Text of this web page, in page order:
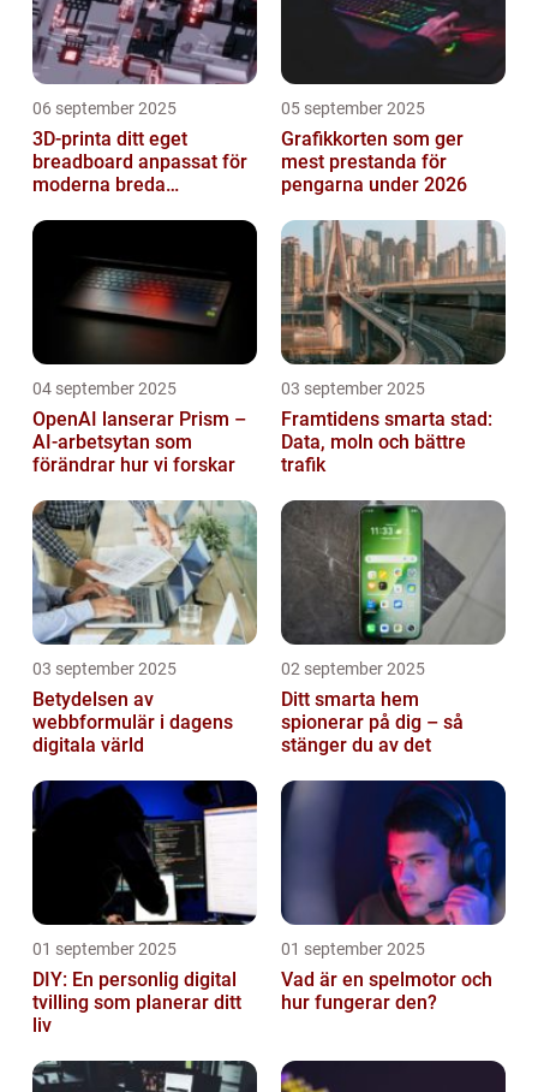
06 september 2025
3D-printa ditt eget
breadboard anpassat för
moderna breda
05 september 2025
Grafikkorten som ger
mest prestanda för
pengarna under 2026
04 september 2025
OpenAI lanserar Prism –
AI-arbetsytan som
förändrar hur vi forskar
03 september 2025
Framtidens smarta stad:
Data, moln och bättre
trafik
03 september 2025
Betydelsen av
webbformulär i dagens
digitala värld
02 september 2025
Ditt smarta hem
spionerar på dig – så
stänger du av det
01 september 2025
DIY: En personlig digital
tvilling som planerar ditt
liv
01 september 2025
Vad är en spelmotor och
hur fungerar den?